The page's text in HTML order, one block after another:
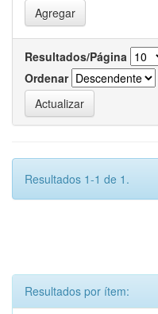
Resultados/Página
Ordenar
Resultados 1-1 de 1.
Resultados por ítem: